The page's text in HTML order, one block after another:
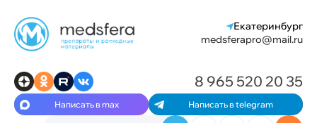
Екатеринбург
medsferapro@mail.ru
Написать в max Написать в telegram
8 965 520 20 35